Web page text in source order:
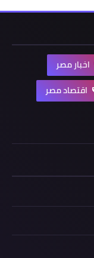
اخبار مصر
اقتصاد مصر